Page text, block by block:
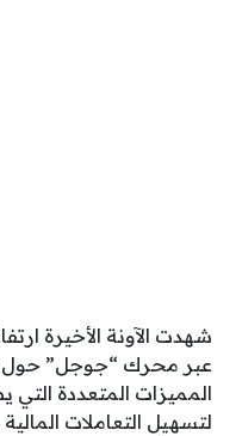
شهدت الآونة الأخيرة
عبر محرك “جوجل” حول
المميزات المتعددة
لتسهيل التعاملات